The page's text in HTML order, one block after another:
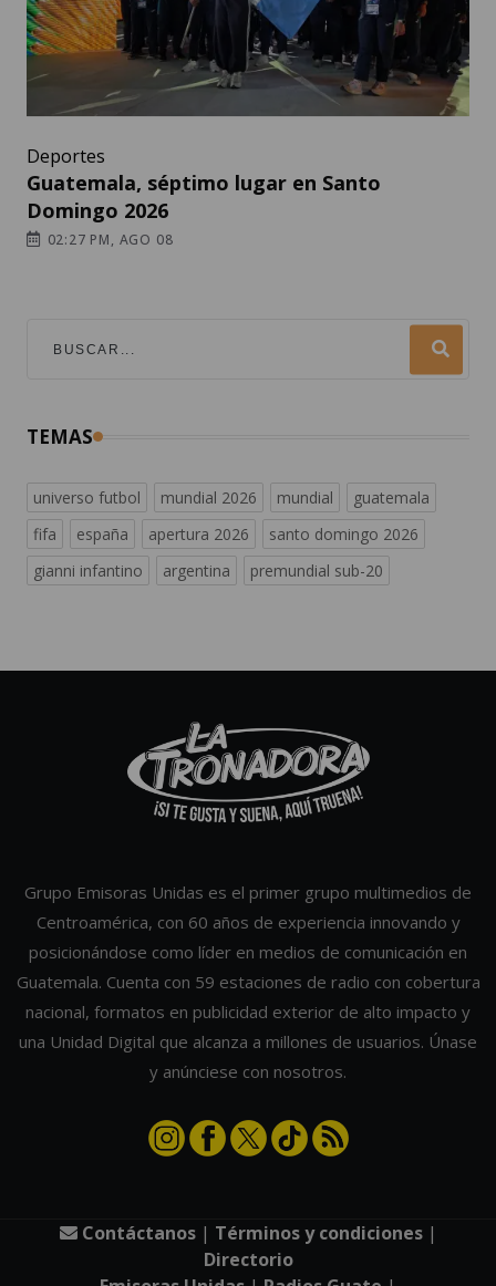
Deportes
Guatemala, séptimo lugar en Santo
Domingo 2026
02:27 PM, AGO 08
TEMAS
universo futbol mundial 2026 mundial
guatemala
fifa
españa apertura 2026
santo domingo 2026
gianni infantino
argentina premundial sub-20
Grupo Emisoras Unidas es el primer grupo multimedios de
Centroamérica, con 60 años de experiencia innovando y
posicionándose como líder en medios de comunicación en
Guatemala. Cuenta con 59 estaciones de radio con cobertura
nacional, formatos en publicidad exterior de alto impacto y
una Unidad Digital que alcanza a millones de usuarios. Únase
y anúnciese con nosotros.
Contáctanos| Términos y condiciones|
Directorio